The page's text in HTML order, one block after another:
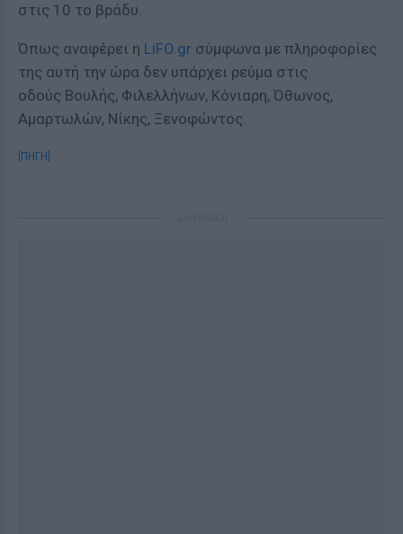
στις 10 το βράδυ.
Όπως αναφέρει η LiFO.gr σύμφωνα με πληροφορίες
της αυτή την ώρα δεν υπάρχει ρεύμα στις
οδούς Βουλής, Φιλελλήνων, Κόνιαρη, Όθωνος,
Αμαρτωλών, Νίκης, Ξενοφώντος.
[ΠΗΓΗ]